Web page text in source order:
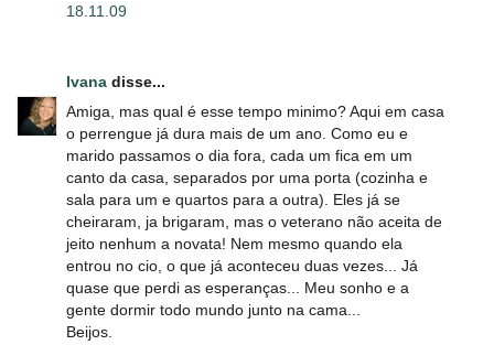
18.11.09
Ivana disse...
Amiga, mas qual é esse tempo minimo? Aqui em casa
o perrengue já dura mais de um ano. Como eu e
marido passamos o dia fora, cada um fica em um
canto da casa, separados por uma porta (cozinha e
sala para um e quartos para a outra). Eles já se
cheiraram, ja brigaram, mas o veterano não aceita de
jeito nenhum a novata! Nem mesmo quando ela
entrou no cio, o que já aconteceu duas vezes... Já
quase que perdi as esperanças... Meu sonho e a
gente dormir todo mundo junto na cama...
Beijos.